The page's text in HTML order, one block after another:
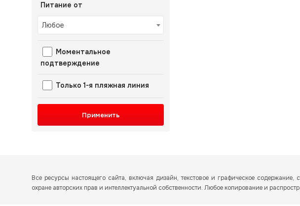
Питание от
Любое
Моментальное
подтверждение
Только 1-я пляжная линия
Применить
Все ресурсы настоящего сайта, включая дизайн, текстовое и графическое
охране авторских прав и интеллектуальной собственности. Любое копирование и